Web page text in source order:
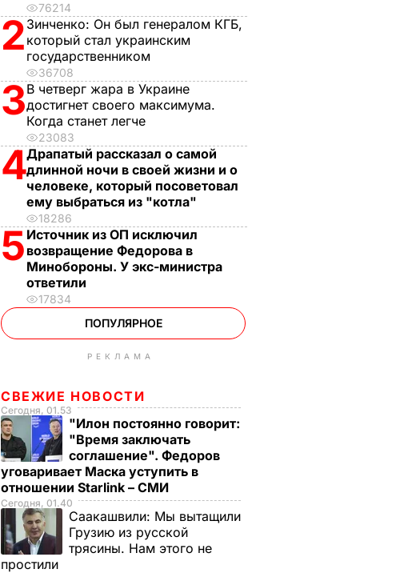
76214
2 Зинченко: Он был генералом КГБ,
который стал украинским
государственником
36708
3В четверг жара в Украине
достигнет своего максимума.
Когда станет легче
23083
4Драпатый рассказал о самой
длинной ночи в своей жизни и о
человеке, который посоветовал
ему выбраться из "котла"
18286
5 Источник из ОП исключил
возвращение Федорова в
Минобороны. У экс-министра
ответили
17834
ПОПУЛЯРНОЕ
РЕКЛАМА
СВЕЖИЕ НОВОСТИ
Сегодня, 01.53
"Илон постоянно говорит:
"Время заключать
соглашение". Федоров
уговаривает Маска уступить в
отношении Starlink – СМИ
Сегодня, 01.40
Саакашвили: Мы вытащили
Грузию из русской
трясины. Нам этого не
простили